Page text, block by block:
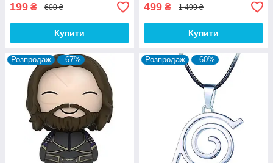
199 ₴ 600 ₴
Купити
499 ₴ 1 499 ₴
Купити
Розпродаж –67% Розпродаж –60%